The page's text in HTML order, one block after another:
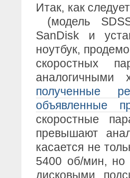
Итак, как
(модель
SanDisk и
ноутбук,
скоростных
аналогичными
полученные
объявленные
скоростные
превышают
касается не
5400 об/мин, но
дисковыми